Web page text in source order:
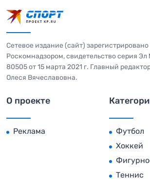
Сетевое издание (сайт) зарегистрировано
Роскомнадзором, свидетельство серия
80505 от 15 марта 2021 г. Главный
Олеся Вячеславовна.
О проекте
Реклама
Футбол
Хоккей
Теннис